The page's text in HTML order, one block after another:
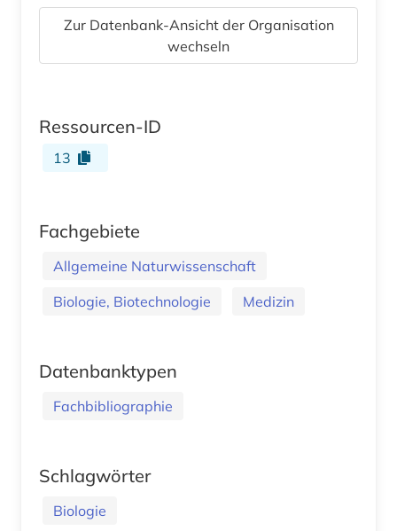
Zur Datenbank-Ansicht der Organisation
wechseln
Ressourcen-ID
13
Fachgebiete
Allgemeine Naturwissenschaft
Biologie, Biotechnologie
Medizin
Datenbanktypen
Fachbibliographie
Schlagwörter
Biologie